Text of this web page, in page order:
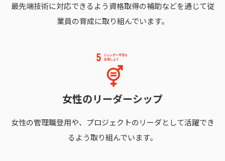
最先端技術に対応できるよう資格取得の補助などを通じて従
業員の育成に取り組んでいます。
女性のリーダーシップ
女性の管理職登用や、プロジェクトのリーダとして活躍でき
るよう取り組んでいます。